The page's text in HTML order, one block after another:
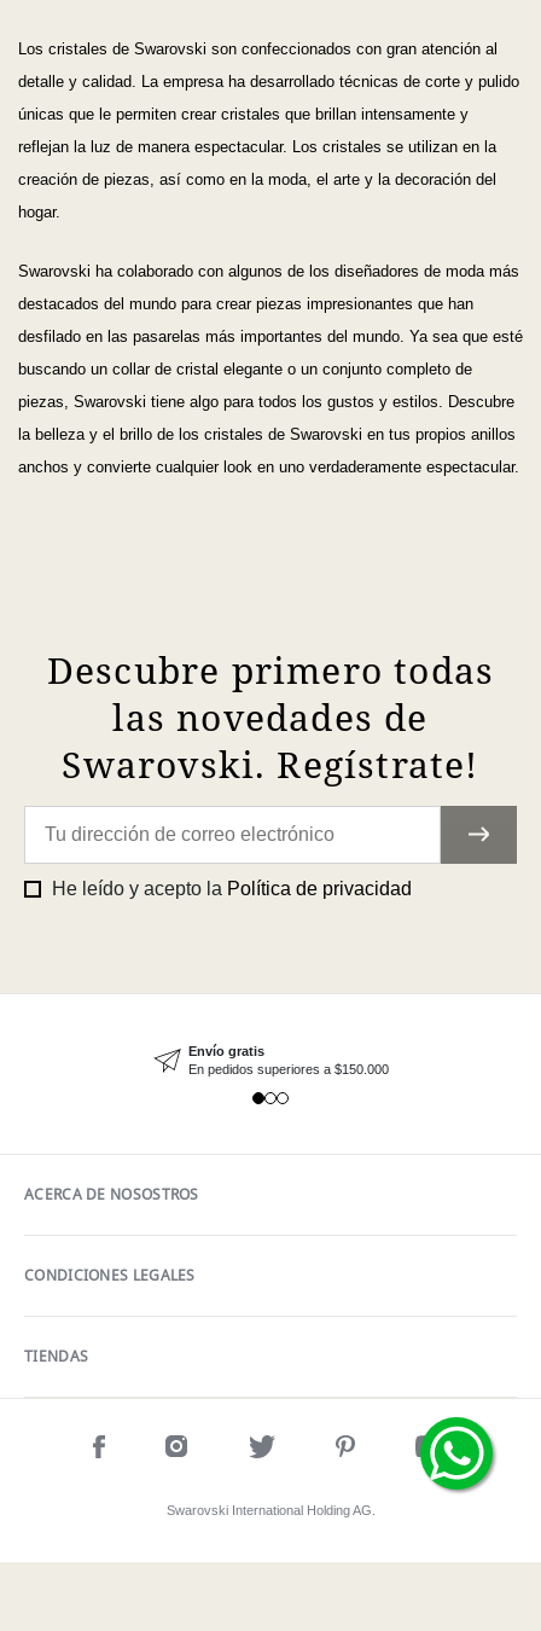
Los cristales de Swarovski son confeccionados con gran atención al
detalle y calidad. La empresa ha desarrollado técnicas de corte y pulido
únicas que le permiten crear cristales que brillan intensamente y
reflejan la luz de manera espectacular. Los cristales se utilizan en la
creación de piezas, así como en la moda, el arte y la decoración del
hogar.
Swarovski ha colaborado con algunos de los diseñadores de moda más
destacados del mundo para crear piezas impresionantes que han
desfilado en las pasarelas más importantes del mundo. Ya sea que esté
buscando un collar de cristal elegante o un conjunto completo de
piezas, Swarovski tiene algo para todos los gustos y estilos. Descubre
la belleza y el brillo de los cristales de Swarovski en tus propios anillos
anchos y convierte cualquier look en uno verdaderamente espectacular.
Descubre primero todas
las novedades de
Swarovski. Regístrate!
He leído y acepto la Política de privacidad
Envío gratis
En pedidos superiores a $150.000
ACERCA DE NOSOSTROS
CONDICIONES LEGALES
TIENDAS
Swarovski International Holding AG.